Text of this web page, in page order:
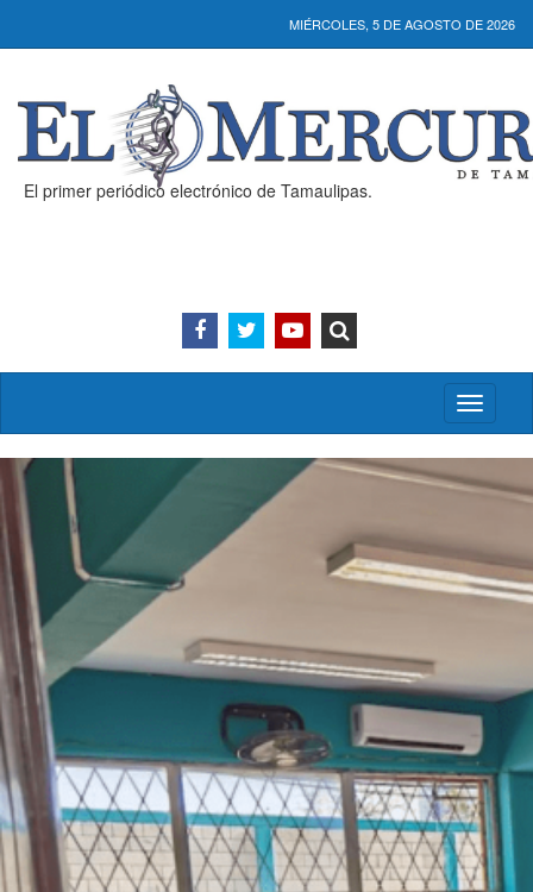
MIÉRCOLES, 5 DE AGOSTO DE 2026
El primer periódico electrónico de Tamaulipas.
Activar/
menú